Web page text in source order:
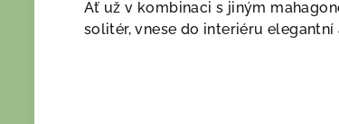
Ať už v kombinaci s jiným
solitér, vnese do interiéru